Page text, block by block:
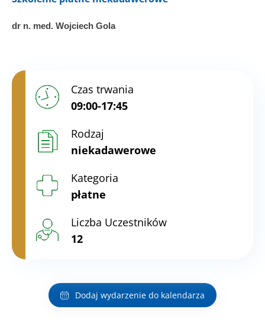
dr n. med. Wojciech Gola
Czas trwania
09:00-17:45
Rodzaj
niekadawerowe
Kategoria
płatne
Liczba Uczestników
12
Dodaj wydarzenie do kalendarza